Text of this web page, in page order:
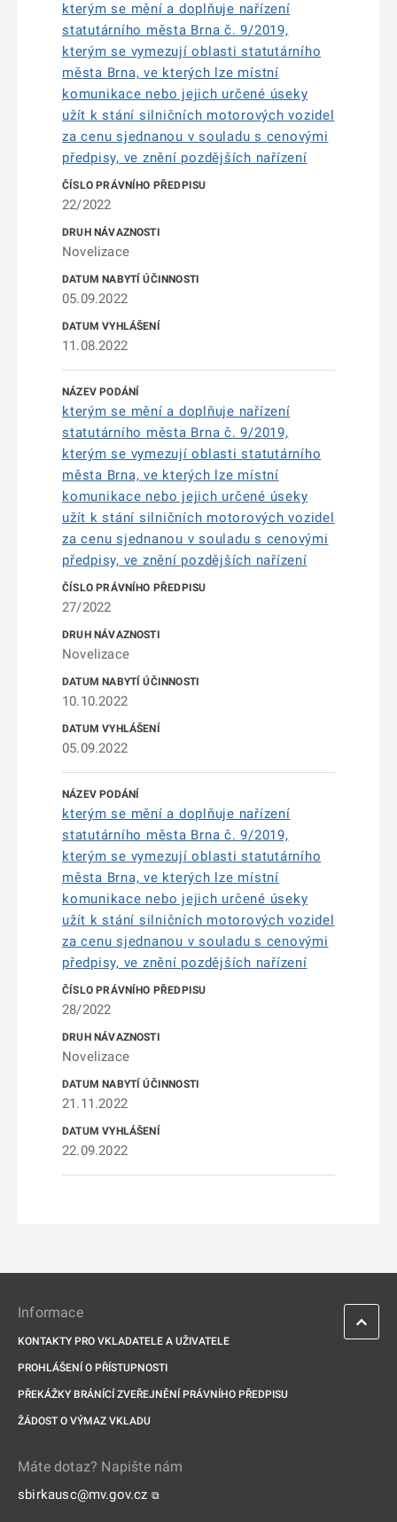
kterým se mění a doplňuje nařízení
statutárního města Brna č. 9/2019,
kterým se vymezují oblasti statutárního
města Brna, ve kterých lze místní
komunikace nebo jejich určené úseky
užít k stání silničních motorových vozidel
za cenu sjednanou v souladu s cenovými
předpisy, ve znění pozdějších nařízení
22/2022
Novelizace
05.09.2022
11.08.2022
kterým se mění a doplňuje nařízení
statutárního města Brna č. 9/2019,
kterým se vymezují oblasti statutárního
města Brna, ve kterých lze místní
komunikace nebo jejich určené úseky
užít k stání silničních motorových vozidel
za cenu sjednanou v souladu s cenovými
předpisy, ve znění pozdějších nařízení
27/2022
Novelizace
10.10.2022
05.09.2022
kterým se mění a doplňuje nařízení
statutárního města Brna č. 9/2019,
kterým se vymezují oblasti statutárního
města Brna, ve kterých lze místní
komunikace nebo jejich určené úseky
užít k stání silničních motorových vozidel
za cenu sjednanou v souladu s cenovými
předpisy, ve znění pozdějších nařízení
28/2022
Novelizace
21.11.2022
22.09.2022
Informace
KONTAKTY PRO VKLADATELE A UŽIVATELE
PROHLÁŠENÍ O PŘÍSTUPNOSTI
PŘEKÁŽKY BRÁNÍCÍ ZVEŘEJNĚNÍ PRÁVNÍHO PŘEDPISU
ŽÁDOST O VÝMAZ VKLADU
Máte dotaz? Napište nám
sbirkausc@mv.gov.cz ⧉